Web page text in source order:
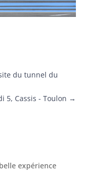
du tunnel du
5, Cassis - Toulon →
expérience